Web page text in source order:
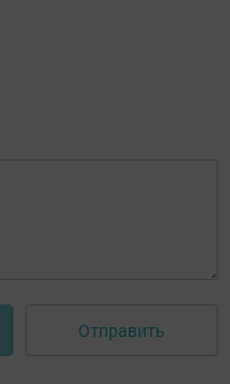
Отправить